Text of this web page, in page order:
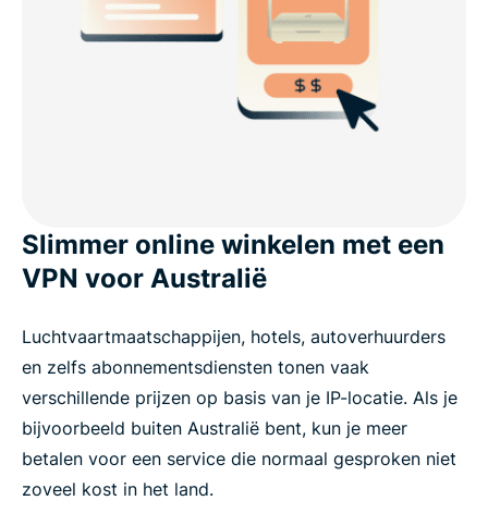
Slimmer online winkelen met een
VPN voor Australië
Luchtvaartmaatschappijen, hotels, autoverhuurders
en zelfs abonnementsdiensten tonen vaak
verschillende prijzen op basis van je IP-locatie. Als je
bijvoorbeeld buiten Australië bent, kun je meer
betalen voor een service die normaal gesproken niet
zoveel kost in het land.